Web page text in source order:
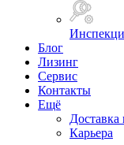
Блог
Лизинг
Сервис
Контакты
Ещё
Доставка
Карьера